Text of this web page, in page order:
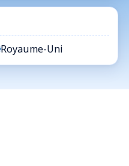
Royaume-Uni